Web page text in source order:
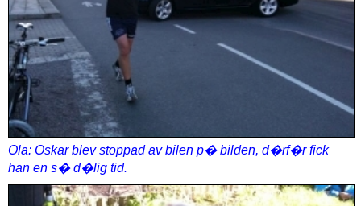
Ola: Oskar blev stoppad av bilen p� bilden, d�rf�r fick
han en s� d�lig tid.